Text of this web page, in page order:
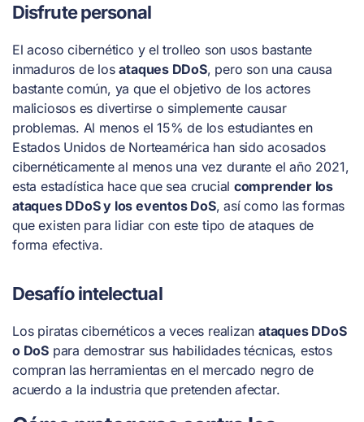
Disfrute personal
El acoso cibernético y el trolleo son usos bastante
inmaduros de losataques DDoS, pero son una causa
bastante común, ya que el objetivo de los actores
maliciosos es divertirse o simplemente causar
problemas. Al menos el 15% de los estudiantes en
Estados Unidos de Norteamérica han sido acosados
cibernéticamente al menos una vez durante el año 2021,
esta estadística hace que sea crucial comprender los
ataques DDoS y los eventos DoS, así como las formas
que existen para lidiar con este tipo de ataques de
forma efectiva.
Desafío intelectual
Los piratas cibernéticos a veces realizan ataques DDoS
o DoSpara demostrar sus habilidades técnicas, estos
compran las herramientas en el mercado negro de
acuerdo a la industria que pretenden afectar.